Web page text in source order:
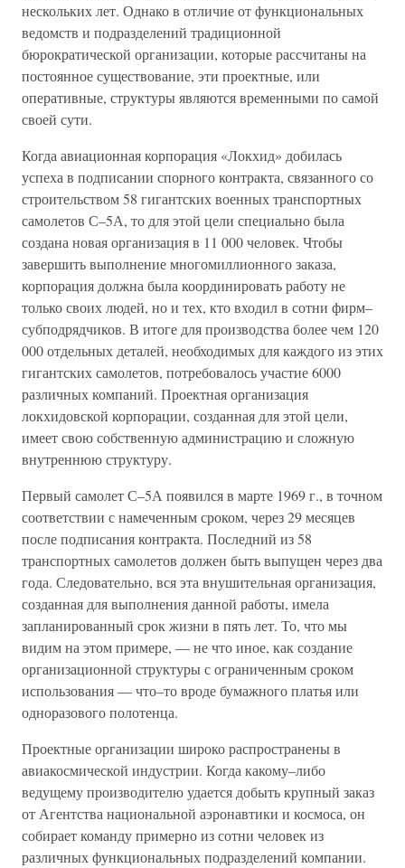
нескольких лет. Однако в отличие от функциональных
ведомств и подразделений традиционной
бюрократической организации, которые рассчитаны на
постоянное существование, эти проектные, или
оперативные, структуры являются временными по самой
своей сути.
Когда авиационная корпорация «Локхид» добилась
успеха в подписании спорного контракта, связанного со
строительством 58 гигантских военных транспортных
самолетов С–5А, то для этой цели специально была
создана новая организация в 11 000 человек. Чтобы
завершить выполнение многомиллионного заказа,
корпорация должна была координировать работу не
только своих людей, но и тех, кто входил в сотни фирм–
субподрядчиков. В итоге для производства более чем 120
000 отдельных деталей, необходимых для каждого из этих
гигантских самолетов, потребовалось участие 6000
различных компаний. Проектная организация
локхидовской корпорации, созданная для этой цели,
имеет свою собственную администрацию и сложную
внутреннюю структуру.
Первый самолет С–5А появился в марте 1969 г., в точном
соответствии с намеченным сроком, через 29 месяцев
после подписания контракта. Последний из 58
транспортных самолетов должен быть выпущен через два
года. Следовательно, вся эта внушительная организация,
созданная для выполнения данной работы, имела
запланированный срок жизни в пять лет. То, что мы
видим на этом примере, — не что иное, как создание
организационной структуры с ограниченным сроком
использования — что–то вроде бумажного платья или
одноразового полотенца.
Проектные организации широко распространены в
авиакосмической индустрии. Когда какому–либо
ведущему производителю удается добыть крупный заказ
от Агентства национальной аэронавтики и космоса, он
собирает команду примерно из сотни человек из
различных функциональных подразделений компании.